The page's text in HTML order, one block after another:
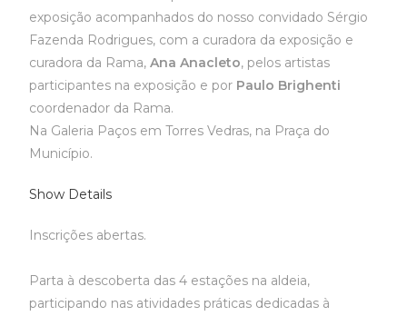
exposição acompanhados do nosso convidado Sérgio
Fazenda Rodrigues, com a curadora da exposição e
curadora da Rama,Ana Anacleto, pelos artistas
participantes na exposição e por Paulo Brighenti
coordenador da Rama.
Na Galeria Paços em Torres Vedras, na Praça do
Município.
Show Details
Inscrições abertas.
Parta à descoberta das 4 estações na aldeia,
participando nas atividades práticas dedicadas à